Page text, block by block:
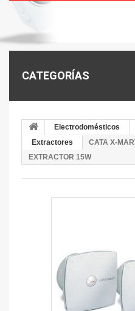
CATEGORÍAS
Electrodomésticos
Extractores
CATA X-
EXTRACTOR 15W